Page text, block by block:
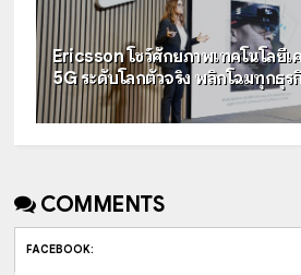
Ericsson โชว์ศักยภาพเทคโนโลยีเ
5G ระดับโลกตัวจริง พลิกโฉมทุกธุร
COMMENTS
FACEBOOK: